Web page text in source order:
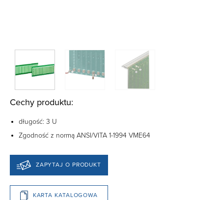
Cechy produktu:
długość: 3 U
Zgodność z normą ANSI/VITA 1-1994 VME64
ZAPYTAJ O PRODUKT
KARTA KATALOGOWA